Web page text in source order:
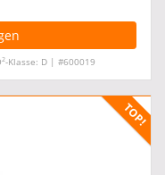
2-Klasse: D | #600019